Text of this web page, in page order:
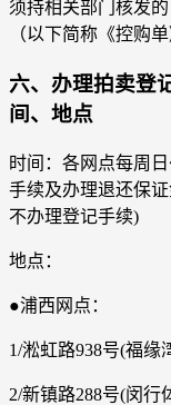
须持相关部门核发
（以下简称《控购单
六、办理拍卖登
间、地点
时间：各网点每周
手续及办理退还保
不办理登记手续)
地点：
●浦西网点：
1/淞虹路938号(福缘
2/新镇路288号(闵行